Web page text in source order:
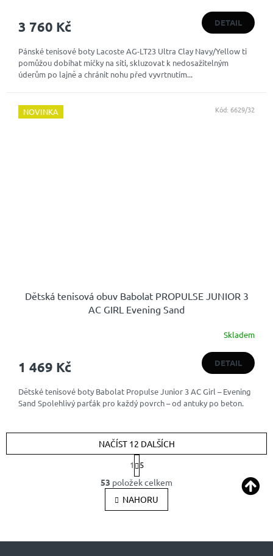
3 760 Kč DETAIL
Pánské tenisové boty Lacoste AG-LT23 Ultra Clay Navy/Yellow ti
pomůžou dobíhat míčky na síti, skluzovat k nedosažitelným
úderům po lajně a chránit nohu před vyvrtnutím...
NOVINKA
Dětská tenisová obuv Babolat PROPULSE JUNIOR 3
AC GIRL Evening Sand
Skladem
1 469 Kč DETAIL
Dětské tenisové boty Babolat Propulse Junior 3 AC Girl – Evening
Sand Spolehlivý parťák pro každý povrch – od antuky po beton.
Kód: 6629/32
O
v
l
á
NAČÍST 12 DALŠÍCH
S
t
r
á
n
k
á
1 5
53 položek celkem
NAHORU